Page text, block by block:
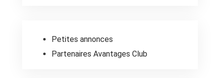
Petites annonces
Partenaires Avantages Club